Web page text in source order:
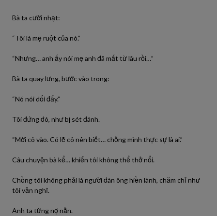
Bà ta cười nhạt:
“Tôi là mẹ ruột của nó.”
“Nhưng… anh ấy nói mẹ anh đã mất từ lâu rồi…”
Bà ta quay lưng, bước vào trong:
“Nó nói dối đấy.”
Tôi đứng đó, như bị sét đánh.
“Mời cô vào. Có lẽ cô nên biết… chồng mình thực sự là ai.”
Câu chuyện bà kể… khiến tôi không thể thở nổi.
Chồng tôi không phải là người đàn ông hiền lành, chăm chỉ như
tôi vẫn nghĩ.
Anh ta từng nợ nần.